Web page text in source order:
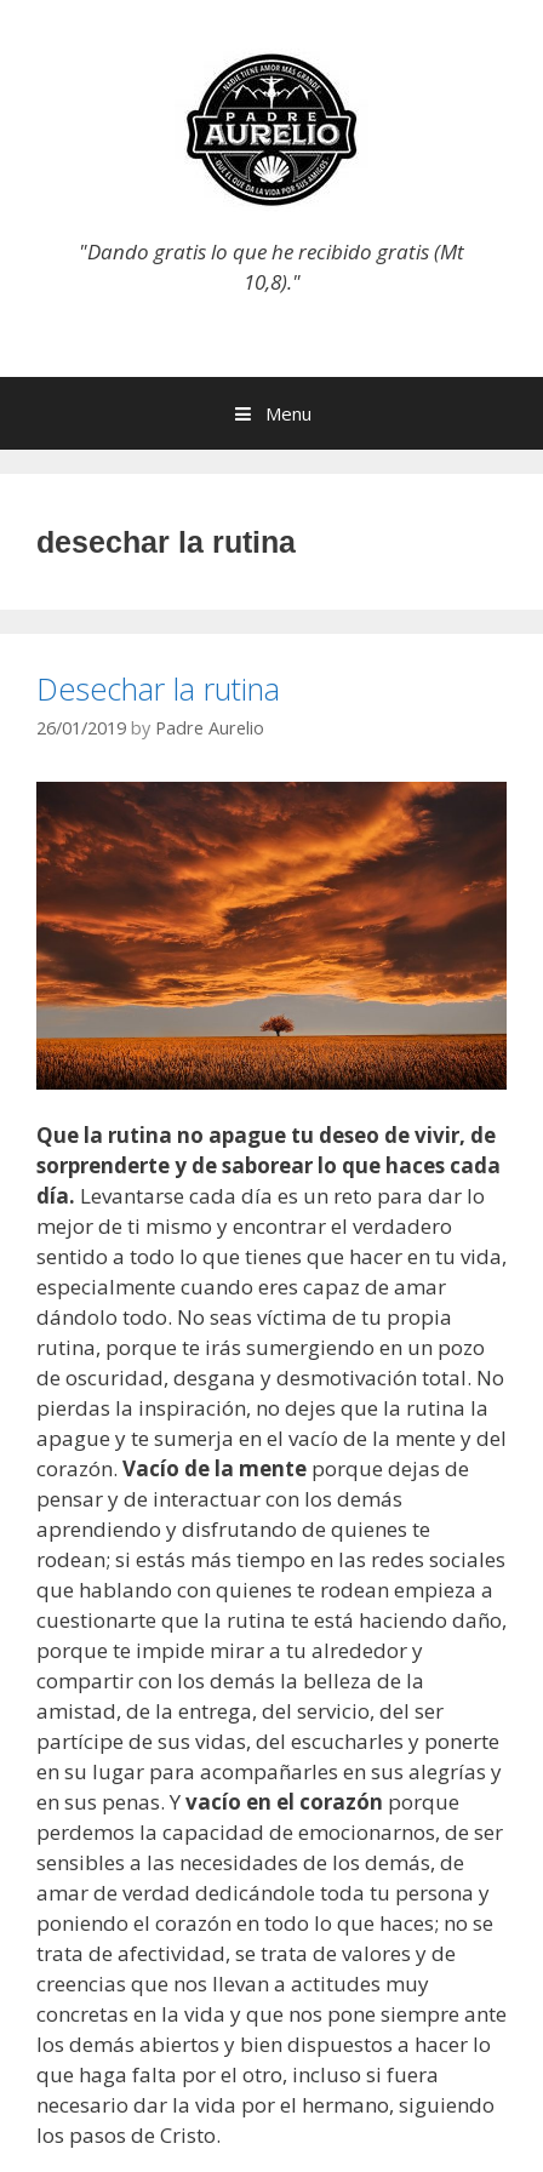
"Dando gratis lo que he recibido gratis (Mt
10,8)."
Menu
desechar la rutina
Desechar la rutina
26/01/2019 by Padre Aurelio
Que la rutina no apague tu deseo de vivir, de
sorprenderte y de saborear lo que haces cada
día. Levantarse cada día es un reto para dar lo
mejor de ti mismo y encontrar el verdadero
sentido a todo lo que tienes que hacer en tu vida,
especialmente cuando eres capaz de amar
dándolo todo. No seas víctima de tu propia
rutina, porque te irás sumergiendo en un pozo
de oscuridad, desgana y desmotivación total. No
pierdas la inspiración, no dejes que la rutina la
apague y te sumerja en el vacío de la mente y del
corazón. Vacío de la mente porque dejas de
pensar y de interactuar con los demás
aprendiendo y disfrutando de quienes te
rodean; si estás más tiempo en las redes sociales
que hablando con quienes te rodean empieza a
cuestionarte que la rutina te está haciendo daño,
porque te impide mirar a tu alrededor y
compartir con los demás la belleza de la
amistad, de la entrega, del servicio, del ser
partícipe de sus vidas, del escucharles y ponerte
en su lugar para acompañarles en sus alegrías y
en sus penas. Yvacío en el corazón porque
perdemos la capacidad de emocionarnos, de ser
sensibles a las necesidades de los demás, de
amar de verdad dedicándole toda tu persona y
poniendo el corazón en todo lo que haces; no se
trata de afectividad, se trata de valores y de
creencias que nos llevan a actitudes muy
concretas en la vida y que nos pone siempre ante
los demás abiertos y bien dispuestos a hacer lo
que haga falta por el otro, incluso si fuera
necesario dar la vida por el hermano, siguiendo
los pasos de Cristo.